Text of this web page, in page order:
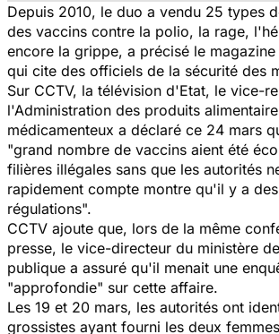
Depuis 2010, le duo a vendu 25 types
des vaccins contre la polio, la rage,
encore la grippe, a précisé le
qui cite des officiels de la sécurité des
Sur CCTV, la télévision d'Etat, le vice-
l'Administration des produits
médicamenteux a déclaré ce 24 mars
"grand nombre de vaccins aient été
filières illégales sans que les autorités
rapidement compte montre qu'il y a
régulations".
CCTV ajoute que, lors de la même
presse, le vice-directeur du ministère
publique a assuré qu'il menait une
"approfondie" sur cette affaire.
Les 19 et 20 mars, les autorités ont
grossistes ayant fourni les deux